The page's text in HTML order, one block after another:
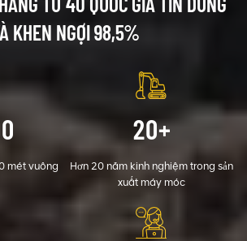
mẽ.
như kiwi, nho, cam, giá trị cam
rốn, đào rãnh, bón phân, làm
KHEN NGỢI 98,5%
0
mét vuông
20+
Hơn 20 năm kinh nghiệm trong sản
xuất máy móc